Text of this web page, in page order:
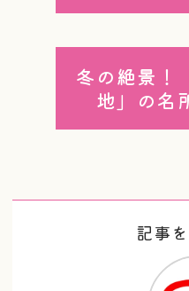
冬の絶景！
地」の名
記事